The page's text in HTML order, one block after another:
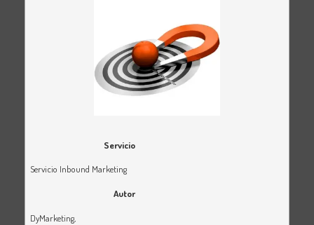
Servicio
Servicio Inbound Marketing
Autor
DyMarketing,